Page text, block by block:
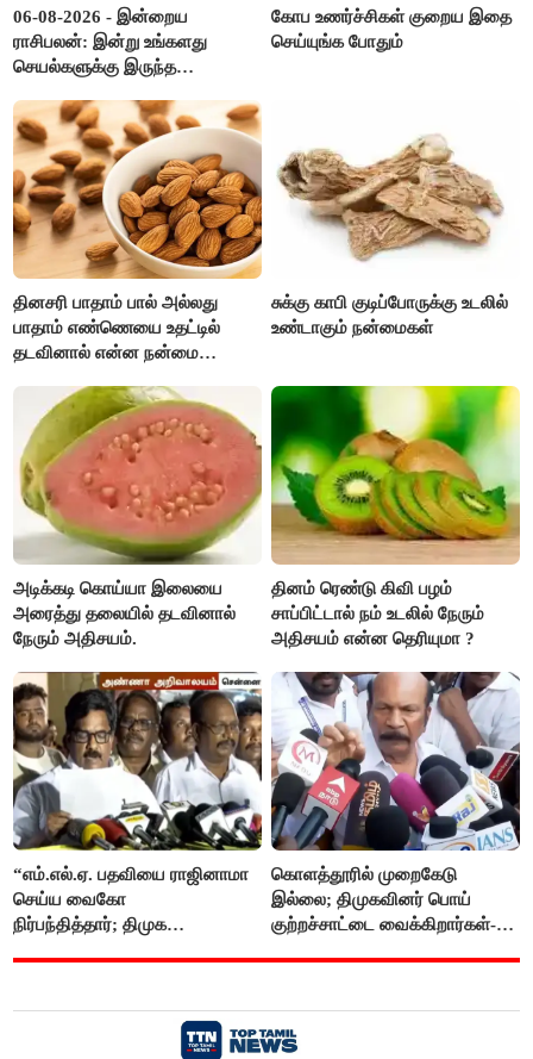
06-08-2026 - இன்றைய
ராசிபலன்: இன்று உங்களது
செயல்களுக்கு இருந்த
எதிர்பார்த்த உதவிகள் கிடைக்கும்.
பணவரத்து கூடும்..!
கோப உணர்ச்சிகள் குறைய இதை
செய்யுங்க போதும்
தினசரி பாதாம் பால் அல்லது
பாதாம் எண்ணெயை உதட்டில்
தடவினால் என்ன நன்மை
சுக்கு காபி குடிப்போருக்கு உடலில்
உண்டாகும் நன்மைகள்
அடிக்கடி கொய்யா இலையை
அரைத்து தலையில் தடவினால்
நேரும் அதிசயம்.
தினம் ரெண்டு கிவி பழம்
சாப்பிட்டால் நம் உடலில் நேரும்
அதிசயம் என்ன தெரியுமா ?
“எம்.எல்.ஏ. பதவியை ராஜினாமா
செய்ய வைகோ
நிர்பந்தித்தார்; திமுக
கொளத்தூரில் முறைகேடு
இல்லை; திமுகவினர் பொய்
குற்றச்சாட்டை வைக்கிறார்கள்-